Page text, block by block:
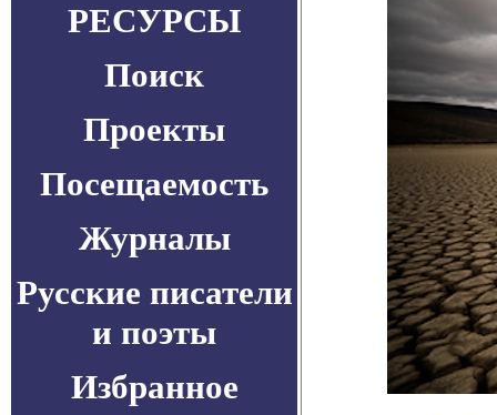
РЕСУРСЫ
Поиск
Проекты
Посещаемость
Журналы
Русские писатели
и поэты
Избранное